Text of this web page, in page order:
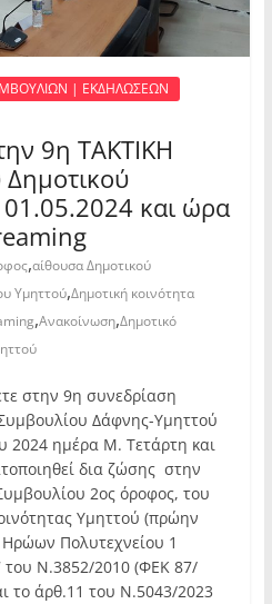
| ΕΚΔΗΛΩΣΕΩΝ
9η ΤΑΚΤΙΚΗ
και ώρα
,αίθουσα Δημοτικού
Υμηττού,Δημοτική κοινότητα
,Ανακοίνωση,Δημοτικό
στην 9η συνεδρίαση
Δάφνης-Υμηττού
2024 ημέρα Μ. Τετάρτη και
δια ζώσης στην
2ος όροφος, του
Υμηττού (πρώην
Πολυτεχνείου 1
Ν.3852/2010 (ΦΕΚ 87/
το άρθ.11 του Ν.5043/2023